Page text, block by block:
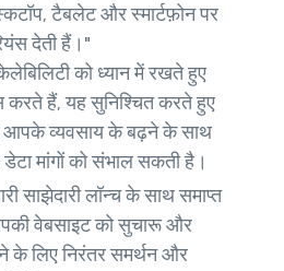
टैबलेट और स्मार्टफ़ोन पर
देती हैं।"
को ध्यान में रखते हुए
करते हैं, यह सुनिश्चित करते हुए
आपके व्यवसाय के बढ़ने के साथ
मांगों को संभाल सकती है।
साझेदारी लॉन्च के साथ समाप्त
वेबसाइट को सुचारू और
के लिए निरंतर समर्थन और